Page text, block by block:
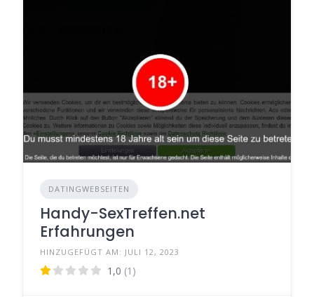
DATINGWEBSEITEN
Handy-SexTreffen.net
Erfahrungen
HINZUGEFÜGT AM: JULI 12, 2023
1,0 (1)